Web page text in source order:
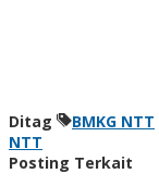
Ditag BMKG NTT
NTT
Posting Terkait